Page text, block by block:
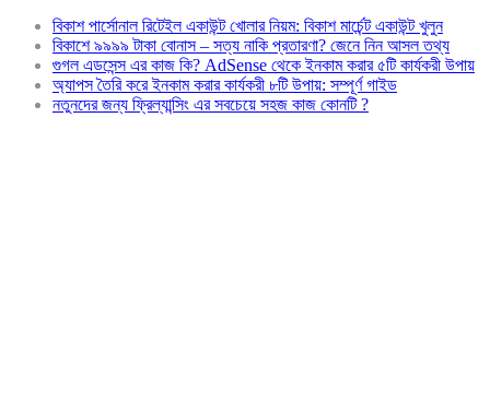
বিকাশ পার্সোনাল রিটেইল একাউন্ট খোলার নিয়ম: বিকাশ মার্চেন্ট একাউন্ট খুলুন
বিকাশে ৯৯৯৯ টাকা বোনাস – সত্য নাকি প্রতারণা? জেনে নিন আসল তথ্য
গুগল এডসেন্স এর কাজ কি? AdSense থেকে ইনকাম করার ৫টি কার্যকরী উপায়
অ্যাপস তৈরি করে ইনকাম করার কার্যকরী ৮টি উপায়: সম্পূর্ণ গাইড
নতুনদের জন্য ফ্রিল্যান্সিং এর সবচেয়ে সহজ কাজ কোনটি ?